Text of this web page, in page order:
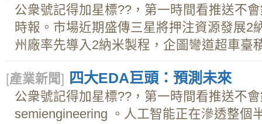
公衆號記得加星標??，第一時間看推送不
時報。市場近期盛傳三星將押注資源發展2
州廠率先導入2納米製程，企圖彎道超車臺
[產業新聞] 四大EDA巨頭：預測未來
公衆號記得加星標??，第一時間看推送不
semiengineering 。人工智能正在滲透整個